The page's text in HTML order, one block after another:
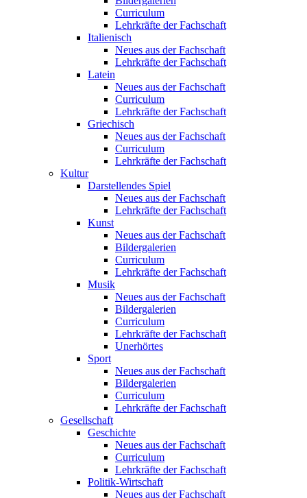
Curriculum
Lehrkräfte der Fachschaft
Italienisch
Neues aus der Fachschaft
Lehrkräfte der Fachschaft
Latein
Neues aus der Fachschaft
Curriculum
Lehrkräfte der Fachschaft
Griechisch
Neues aus der Fachschaft
Curriculum
Lehrkräfte der Fachschaft
Kultur
Darstellendes Spiel
Neues aus der Fachschaft
Lehrkräfte der Fachschaft
Kunst
Neues aus der Fachschaft
Bildergalerien
Curriculum
Lehrkräfte der Fachschaft
Musik
Neues aus der Fachschaft
Bildergalerien
Curriculum
Lehrkräfte der Fachschaft
Unerhörtes
Sport
Neues aus der Fachschaft
Bildergalerien
Curriculum
Lehrkräfte der Fachschaft
Gesellschaft
Geschichte
Neues aus der Fachschaft
Curriculum
Lehrkräfte der Fachschaft
Politik-Wirtschaft
Neues aus der Fachschaft